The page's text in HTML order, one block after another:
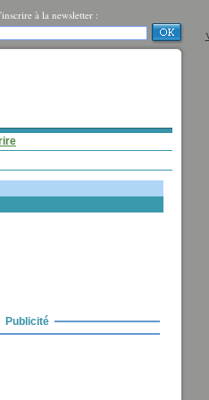
à la newsletter :
Publicité